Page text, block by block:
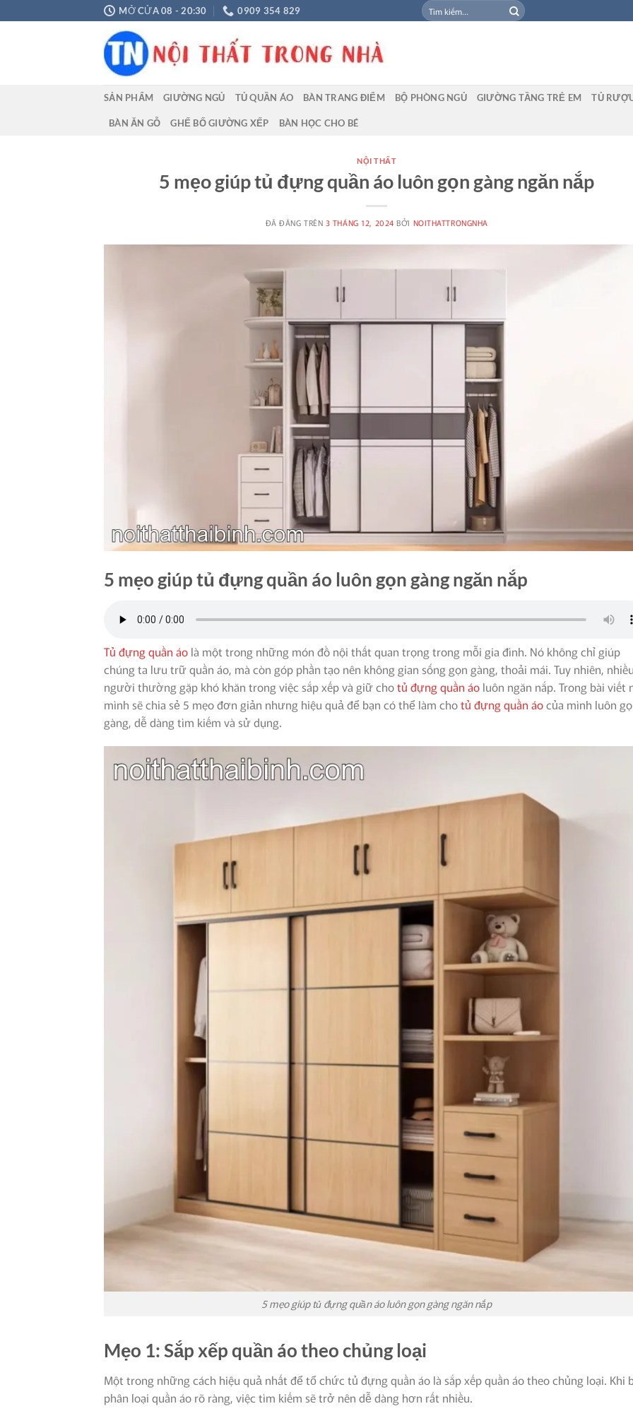
đến
MỞ CỬA 08 - 20:30 0909 354 829
Tìm
kiếm:
SẢN PHẨM GIƯỜNG NGỦ TỦ QUẦN ÁO BÀN TRANG ĐIỂM BỘ PHÒNG NGỦ GIƯỜNG TẦNG TRẺ EM TỦ
BÀN ĂN GỖ GHẾ BỐ GIƯỜNG XẾP BÀN HỌC CHO BÉ
NỘI THẤT
5 mẹo giúp tủ đựng quần áo luôn gọn gàng ngăn nắp
ĐÃ ĐĂNG TRÊN 3 THÁNG 12, 2024 BỞI NOITHATTRONGNHA
5 mẹo giúp tủ đựng quần áo luôn gọn gàng ngăn nắp
Tủ đựng quần áo là một trong những món đồ nội thất quan trọng trong mỗi gia đình. Nó không chỉ giúp
chúng ta lưu trữ quần áo, mà còn góp phần tạo nên không gian sống gọn gàng, thoải mái. Tuy nhiên,
người thường gặp khó khăn trong việc sắp xếp và giữ chotủ đựng quần áo luôn ngăn nắp. Trong bài viết
mình sẽ chia sẻ 5 mẹo đơn giản nhưng hiệu quả để bạn có thể làm chotủ đựng quần áocủa mình luôn
gàng, dễ dàng tìm kiếm và sử dụng.
5 mẹo giúp tủ đựng quần áo luôn gọn gàng ngăn nắp
Mẹo 1: Sắp xếp quần áo theo chủng loại
Một trong những cách hiệu quả nhất để tổ chức tủ đựng quần áo là sắp xếp quần áo theo chủng loại. Khi
phân loại quần áo rõ ràng, việc tìm kiếm sẽ trở nên dễ dàng hơn rất nhiều.